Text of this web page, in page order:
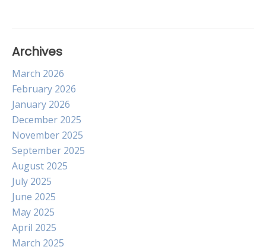
Archives
March 2026
February 2026
January 2026
December 2025
November 2025
September 2025
August 2025
July 2025
June 2025
May 2025
April 2025
March 2025